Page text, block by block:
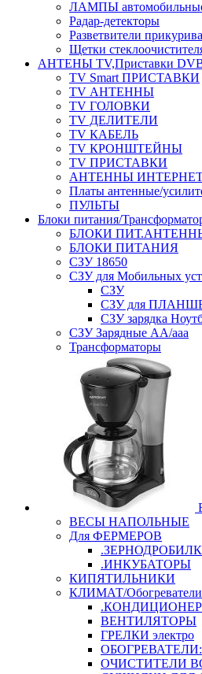
ЛАМПЫ
Радар-детекторы
Разветвители
Щетки
АНТЕНЫ ТV,Приставки
TV Smart ПРИСТАВКИ
TV АНТЕННЫ
TV ГОЛОВКИ
TV ДЕЛИТЕЛИ
TV КАБЕЛЬ
TV КРОНШТЕЙНЫ
TV ПРИСТАВКИ
АНТЕННЫ
Платы антенные/
ПУЛЬТЫ
Блоки питания/
БЛОКИ
БЛОКИ ПИТАНИЯ
СЗУ 18650
СЗУ для Мобильных
СЗУ
СЗУ для
СЗУ зарядка
СЗУ Зарядные АА/ааа
Трансформаторы
ВЕСЫ НАПОЛЬНЫЕ
Для ФЕРМЕРОВ
.ИНКУБАТОРЫ
КИПЯТИЛЬНИКИ
КЛИМАТ/
ВЕНТИЛЯТОРЫ
ГРЕЛКИ электро
ОБОГРЕВАТЕЛИ:
ОЧИСТИТЕЛИ